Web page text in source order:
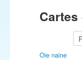
Oie naine